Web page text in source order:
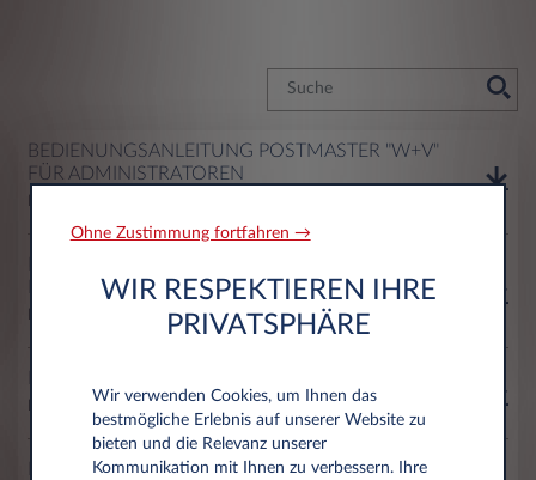
BEDIENUNGSANLEITUNG POSTMASTER "W+V"
FÜR ADMINISTRATOREN
FÜR NUTZER
Download
KURZANLEITUNG MYPEOPLE FÜR PCDO
Ohne Zustimmung fortfahren →
WIR RESPEKTIEREN IHRE
PRIVATSPHÄRE
Wir verwenden Cookies, um Ihnen das
bestmögliche Erlebnis auf unserer Website zu
bieten und die Relevanz unserer
Kommunikation mit Ihnen zu verbessern. Ihre